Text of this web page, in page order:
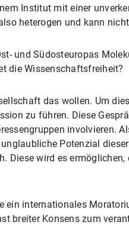
Institut mit einer
heterogen und kann
und Südosteuropas
die Wissenschaftsfreiheit?
das wollen. Um
zu führen. Diese
involvieren.
Potenzial
Diese wird es
ein internationales
breiter Konsens zum